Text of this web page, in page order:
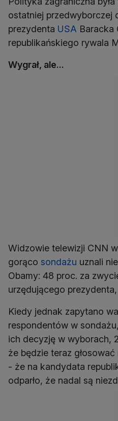
ostatniej przedwyborczej
prezydenta USA Baracka
republikańskiego rywala
Wygrał, ale...
Widzowie telewizji CNN
gorąco sondażu uznali
Obamy: 48 proc. za
urzędującego
Kiedy jednak zapytano
respondentów w
ich decyzję w wyborach,
że będzie teraz
- że na kandydata
odparło, że nadal są